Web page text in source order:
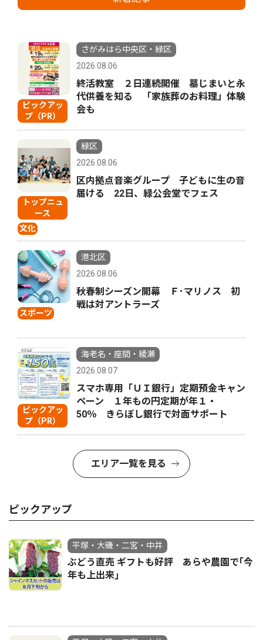
ピックアッ
プ（PR）
さがみはら中央区・緑区
2026.08.06
終活教室 ２日連続開催 墓じまいと永
代供養を知る 「家族葬のお料理」体験
会も
トップニュ
ース
文化
緑区
2026.08.06
区内拠点音楽グループ 子どもに生の音
届ける 22日、緑公会堂でフェス
スポーツ
港北区
2026.08.06
秋春制シーズン開幕 Ｆ･マリノス 初
戦は対アントラーズ
ピックアッ
プ（PR）
海老名・座間・綾瀬
2026.08.07
スマホ専用「ＵＩ銀行」定期預金キャン
ペーン １年もの円定期が年１・
50％ きらぼし銀行で対面サポート
エリア一覧を見る
ピックアップ
平塚・大磯・二宮・中井
ぶどう直売 ギフトも好評 あらや農園で｢今
年も上出来｣